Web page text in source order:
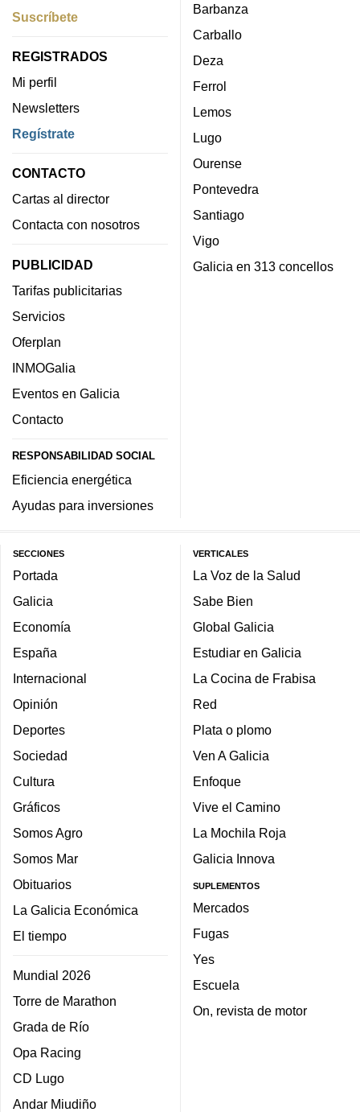
Suscríbete
REGISTRADOS
Mi perfil
Newsletters
Regístrate
CONTACTO
Cartas al director
Contacta con nosotros
PUBLICIDAD
Tarifas publicitarias
Servicios
Oferplan
INMOGalia
Eventos en Galicia
Contacto
RESPONSABILIDAD SOCIAL
Eficiencia energética
Ayudas para inversiones
Barbanza
Carballo
Deza
Ferrol
Lemos
Lugo
Ourense
Pontevedra
Santiago
Vigo
Galicia en 313 concellos
SECCIONES
Portada
Galicia
Economía
España
Internacional
Opinión
Deportes
Sociedad
Cultura
Gráficos
Somos Agro
Somos Mar
Obituarios
La Galicia Económica
El tiempo
Mundial 2026
Torre de Marathon
Grada de Río
Opa Racing
CD Lugo
Andar Miudiño
VERTICALES
La Voz de la Salud
Sabe Bien
Global Galicia
Estudiar en Galicia
La Cocina de Frabisa
Red
Plata o plomo
Ven A Galicia
Enfoque
Vive el Camino
La Mochila Roja
Galicia Innova
SUPLEMENTOS
Mercados
Fugas
Yes
Escuela
On, revista de motor